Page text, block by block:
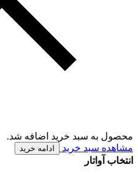
محصول به سبد خرید اضافه شد.
مشاهده سبد خرید
ادامه خرید
انتخاب آواتار